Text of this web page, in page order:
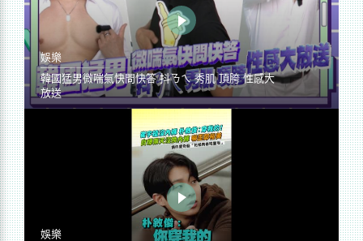
娛樂
韓國猛男微喘氣快問快答 抖ㄋㄟ 秀肌 頂胯 性感大
放送
娛樂